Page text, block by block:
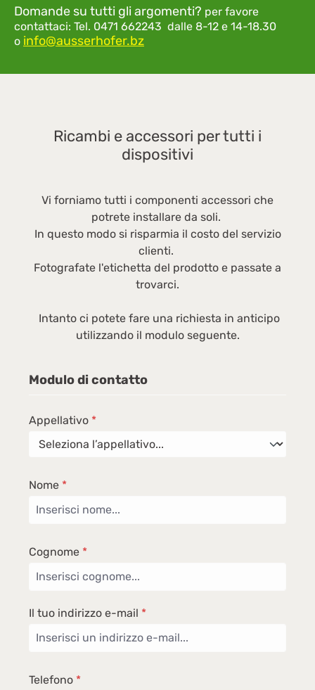
Domande su tutti gli argomenti? per favore
contattaci: Tel. 0471 662243 dalle 8-12 e 14-18.30
o info@ausserhofer.bz
Ricambi e accessori per tutti i
dispositivi
Vi forniamo tutti i componenti accessori che
potrete installare da soli.
In questo modo si risparmia il costo del servizio
clienti.
Fotografate l'etichetta del prodotto e passate a
trovarci.
Intanto ci potete fare una richiesta in anticipo
utilizzando il modulo seguente.
Modulo di contatto
Appellativo *
Nome *
Cognome *
Il tuo indirizzo e-mail *
Telefono *